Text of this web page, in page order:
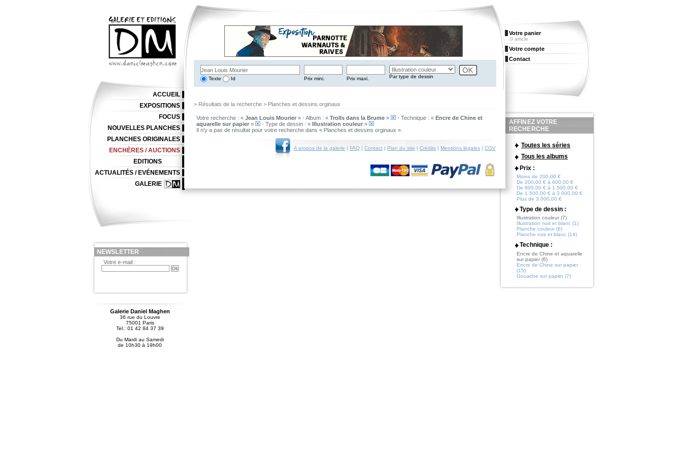
Texte Id Prix mini. Prix maxi. Par type de dessin
> Résultats de la recherche > Planches et dessins orginaux
Votre recherche : « Jean Louis Mourier » - Album : « Trolls dans la Brume » - Technique : « Encre de Chine et
aquarelle sur papier » - Type de dessin : « Illustration couleur »
Il n'y a pas de résultat pour votre recherche dans « Planches et dessins orginaux ».
A propos de la galerie | FAQ | Contact | Plan du site | Crédits | Mentions légales | CGV
ACCUEIL
EXPOSITIONS
FOCUS
NOUVELLES PLANCHES
PLANCHES ORIGINALES
ENCHÈRES / AUCTIONS
EDITIONS
ACTUALITÉS / EVÉNEMENTS
GALERIE
NEWSLETTER
Votre e-mail :
Galerie Daniel Maghen
36 rue du Louvre
75001 Paris
Tel.: 01 42 84 37 39
Du Mardi au Samedi
de 10h30 à 19h00
Votre panier
0 article
Votre compte
Contact
AFFINEZ VOTRE
RECHERCHE
Toutes les séries
Tous les albums
Prix :
Moins de 200,00 €
De 200,00 € à 600,00 €
De 600,00 € à 1 500,00 €
De 1 500,00 € à 3 000,00 €
Plus de 3 000,00 €
Type de dessin :
Illustration couleur (7)
Illustration noir et blanc (1)
Planche couleur (6)
Planche noir et blanc (14)
Technique :
Encre de Chine et aquarelle
sur papier (6)
Encre de Chine sur papier
(15)
Gouache sur papier (7)